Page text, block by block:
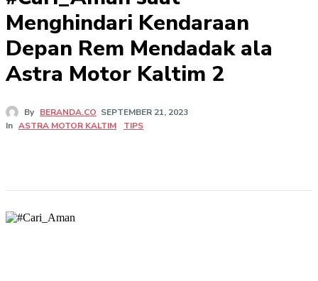
Menghindari Kendaraan
Depan Rem Mendadak ala
Astra Motor Kaltim 2
By BERANDA.CO SEPTEMBER 21, 2023
In ASTRA MOTOR KALTIM TIPS